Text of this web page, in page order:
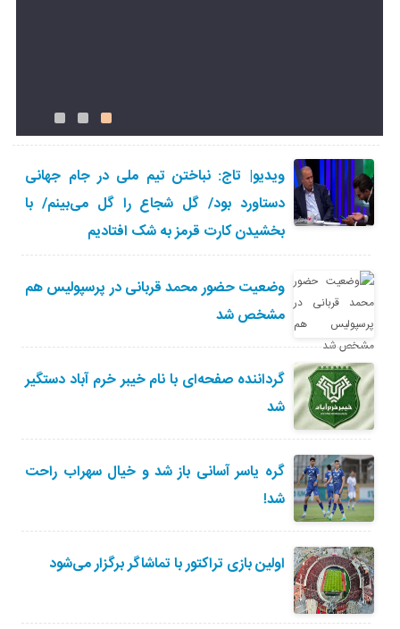
ویدیو| تاج: نباختن تیم ملی در جام جهانی
دستاورد بود/ گل شجاع را گل می‌بینم/ با
بخشیدن کارت قرمز به شک افتادیم
وضعیت حضور محمد قربانی در پرسپولیس هم
مشخص شد
گرداننده صفحه‌ای با نام خیبر خرم آباد دستگیر
شد
گره یاسر آسانی باز شد و خیال سهراب راحت
شد!
اولین بازی تراکتور با تماشاگر برگزار می‌شود